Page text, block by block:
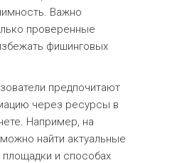
Важно
проверенные
фишинговых
предпочитают
через ресурсы в
Например, на
можно найти актуальные
и способах